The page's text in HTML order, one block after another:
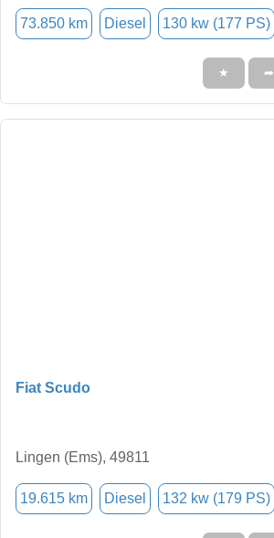
73.850 km Diesel 130 kw (177 PS)
★ ➦
Fiat Scudo
Lingen (Ems), 49811
19.615 km Diesel 132 kw (179 PS)